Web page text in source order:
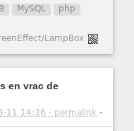
MySQL
php
LampBox
en vrac de
11 14:36 - permalink -